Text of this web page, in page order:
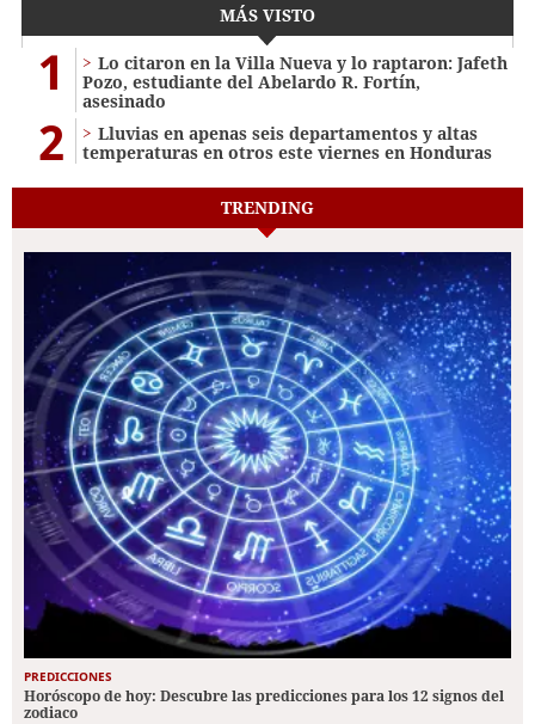
MÁS VISTO
1
Lo citaron en la Villa Nueva y lo raptaron: Jafeth
Pozo, estudiante del Abelardo R. Fortín,
asesinado
2
Lluvias en apenas seis departamentos y altas
temperaturas en otros este viernes en Honduras
TRENDING
PREDICCIONES
Horóscopo de hoy: Descubre las predicciones para los 12 signos del
zodiaco